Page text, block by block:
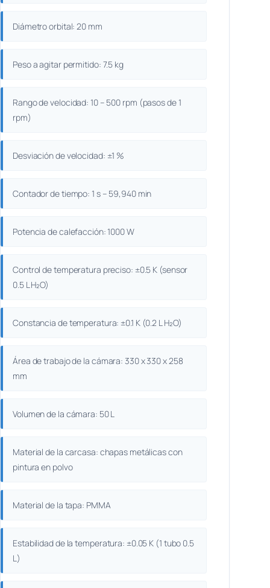
Diámetro orbital: 20 mm
Peso a agitar permitido: 7.5 kg
Rango de velocidad: 10 – 500 rpm (pasos de 1
rpm)
Desviación de velocidad: ±1 %
Contador de tiempo: 1 s – 59,940 min
Potencia de calefacción: 1000 W
Control de temperatura preciso: ±0.5 K (sensor
0.5 L H₂O)
Constancia de temperatura: ±0.1 K (0.2 L H₂O)
Área de trabajo de la cámara: 330 x 330 x 258
mm
Volumen de la cámara: 50 L
Material de la carcasa: chapas metálicas con
pintura en polvo
Material de la tapa: PMMA
Estabilidad de la temperatura: ±0.05 K (1 tubo 0.5
L)